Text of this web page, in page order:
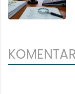
KOMENTAR